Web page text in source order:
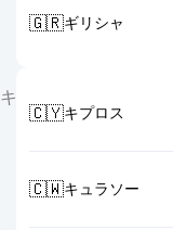
🇬🇷ギリシャ
キ
🇨🇾キプロス
🇨🇼キュラソー